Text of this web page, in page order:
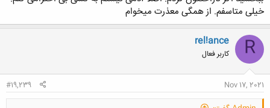
کلیک کنید تا باز شود...
خیلی متاسفم. از همگی معذرت میخوام
R
rel!ance
کاربر فعال
Nov 17, 2021
#19,239